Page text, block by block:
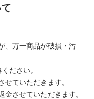
、万一商品が破損・汚
ださい。
ていただきます。
金させていただきます。